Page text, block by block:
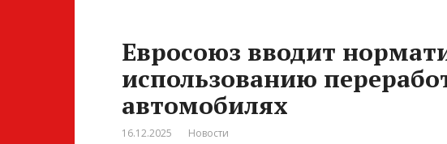
Евросоюз вводит
использованию
автомобилях
16.12.2025 Новости